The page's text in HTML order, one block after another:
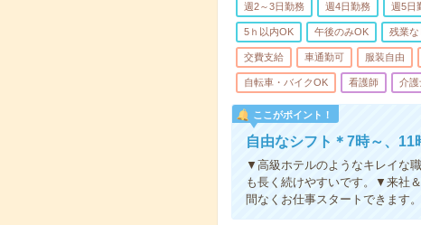
週2～3日勤務 週4日勤務 週5日
5ｈ以内OK 午後のみOK 残業な
交費支給 車通勤可 服装自由
自転車・バイクOK 看護師 介護
ここがポイント！
自由なシフト＊7時～、11
▼高級ホテルのようなキレイな
も長く続けやすいです。▼来社
間なくお仕事スタートできます。